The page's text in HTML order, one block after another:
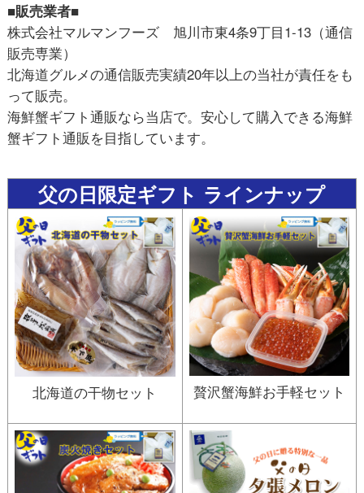
■販売業者■
株式会社マルマンフーズ 旭川市東4条9丁目1-13（通信
販売専業）
北海道グルメの通信販売実績20年以上の当社が責任をも
って販売。
海鮮蟹ギフト通販なら当店で。安心して購入できる海鮮
蟹ギフト通販を目指しています。
父の日限定ギフト ラインナップ
北海道の干物セット 贅沢蟹海鮮お手軽セット